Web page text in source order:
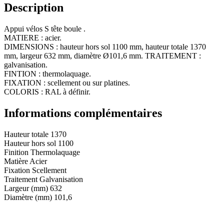
Description
Appui vélos S tête boule .
MATIERE : acier.
DIMENSIONS : hauteur hors sol 1100 mm, hauteur totale 1370
mm, largeur 632 mm, diamètre Ø101,6 mm. TRAITEMENT :
galvanisation.
FINTION : thermolaquage.
FIXATION : scellement ou sur platines.
COLORIS : RAL à définir.
Informations complémentaires
Hauteur totale 1370
Hauteur hors sol 1100
Finition Thermolaquage
Matière Acier
Fixation Scellement
Traitement Galvanisation
Largeur (mm) 632
Diamètre (mm) 101,6